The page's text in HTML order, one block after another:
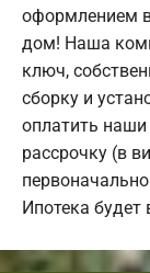
оформлением
дом! Наша
ключ,
сборку и
оплатить
рассрочку (в
Ипотека